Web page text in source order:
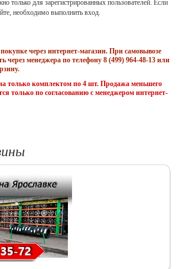
только для зарегистрированных пользователей. Если
необходимо выполнить вход.
через интернет-магазин. При самовывозе
через менеджера по телефону 8 (499) 964-48-13 или
только комплектом по 4 шт. Продажа меньшего
только по согласованию с менеджером интернет-